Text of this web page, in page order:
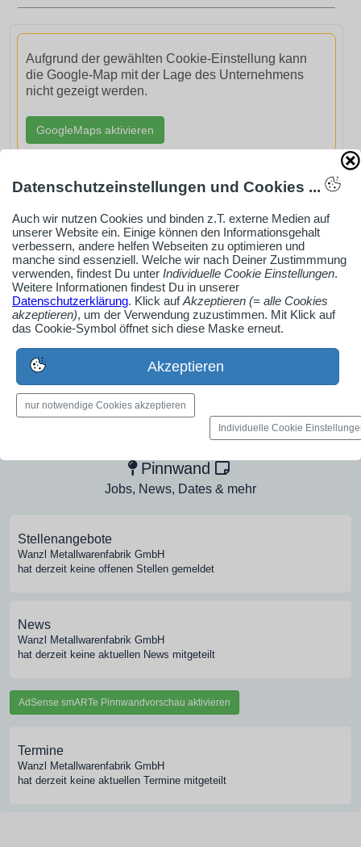
Aufgrund der gewählten Cookie-Einstellung kann
die Google-Map mit der Lage des Unternehmens
nicht gezeigt werden.
GoogleMaps aktivieren
AdSense smARTe inArticle-Anzeige aktivieren
Ob Solo-Selbsständiger, Handwerksbetrieb oder
Industrieunternehmen
Erstelle jetzt ein gratis Firmenprofil für dein Unternehmen:
jetzt registrieren
Medien-Galerie
Bilder, PDFs, Audio, Video
Pinnwand
Jobs, News, Dates & mehr
Stellenangebote
Wanzl Metallwarenfabrik GmbH
hat derzeit keine offenen Stellen gemeldet
News
Wanzl Metallwarenfabrik GmbH
hat derzeit keine aktuellen News mitgeteilt
AdSense smARTe Pinnwandvorschau aktivieren
Termine
Wanzl Metallwarenfabrik GmbH
hat derzeit keine aktuellen Termine mitgeteilt
Datenschutzeinstellungen und Cookies ...
Auch wir nutzen Cookies und binden z.T. externe Medien auf
unserer Website ein. Einige können den Informationsgehalt
verbessern, andere helfen Webseiten zu optimieren und
manche sind essenziell. Welche wir nach Deiner Zustimmmung
verwenden, findest Du unter Individuelle Cookie Einstellungen.
Weitere Informationen findest Du in unserer
Datenschutzerklärung. Klick aufAkzeptieren (= alle Cookies
akzeptieren), um der Verwendung zuzustimmen. Mit Klick auf
das Cookie-Symbol öffnet sich diese Maske erneut.
Akzeptieren
nur notwendige Cookies akzeptieren
Individuelle Cookie